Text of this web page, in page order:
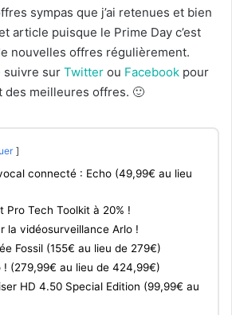
sympas que j’ai retenues et bien
article puisque le Prime Day c’est
nouvelles offres régulièrement.
suivre sur Twitter ou Facebook pour
des meilleures offres. 🙂
connecté : Echo (49,99€ au lieu
Pro Tech Toolkit à 20% !
la vidéosurveillance Arlo !
Fossil (155€ au lieu de 279€)
! (279,99€ au lieu de 424,99€)
HD 4.50 Special Edition (99,99€ au